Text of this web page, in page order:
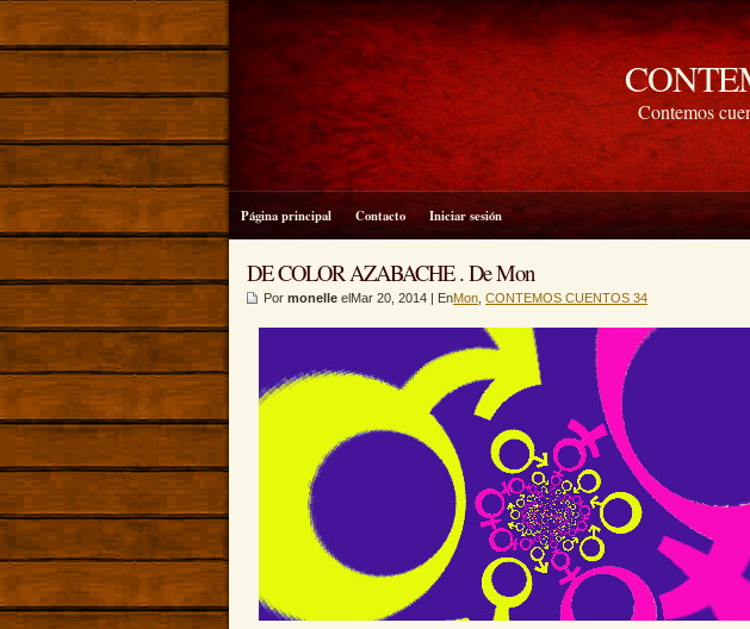
Contemos
Página principal Contacto Iniciar sesión
DE COLOR AZABACHE . De Mon
Por monelle elMar 20, 2014 | EnMon CONTEMOS CUENTOS 34